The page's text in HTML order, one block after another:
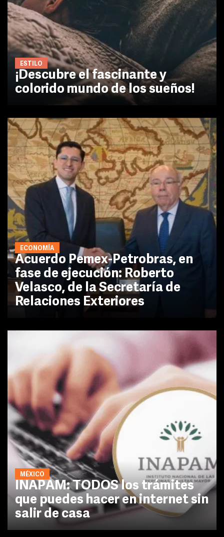
ESTILO
¡Descubre el fascinante y
colorido mundo de los sueños!
ECONOMÍA
Acuerdo Pemex-Petrobras, en
fase de ejecución: Roberto
Velasco, de la Secretaría de
Relaciones Exteriores
MÉXICO
INAPAM: TODOS los trámites
que puedes hacer en internet sin
salir de casa